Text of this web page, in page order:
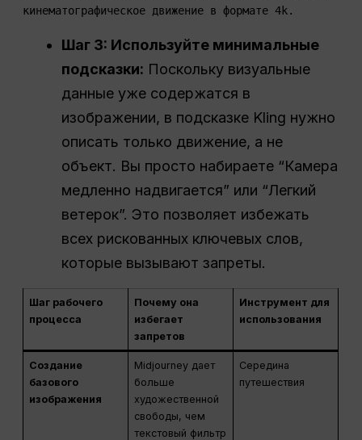
кинематографическое движение в формате 4k.
Шаг 3: Используйте минимальные
подсказки: Поскольку визуальные
данные уже содержатся в
изображении, в подсказке Kling нужно
описать только движение, а не
объект. Вы просто набираете “Камера
медленно надвигается” или “Легкий
ветерок”. Это позволяет избежать
всех рискованных ключевых слов,
которые вызывают запреты.
Шаг рабочего
процесса
Почему она
избегает
запретов
Инструмент для
использования
Создание
базового
изображения
Midjourney дает
больше
художественной
свободы, чем
текстовый фильтр
Середина
путешествия